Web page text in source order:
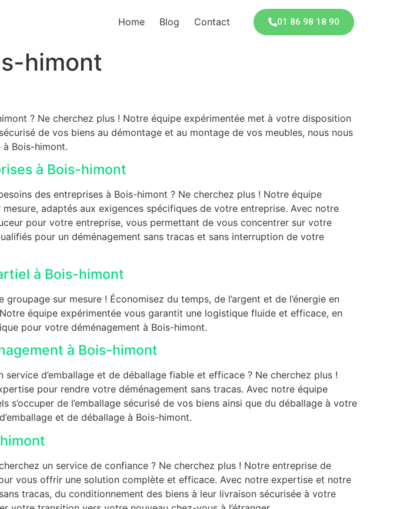
Home Blog Contact 01 86 98 18 90
himont
? Ne cherchez plus ! Notre équipe expérimentée met à votre disposition
de vos biens au démontage et au montage de vos meubles, nous nous
Bois-himont.
à Bois-himont
des entreprises à Bois-himont ? Ne cherchez plus ! Notre équipe
adaptés aux exigences spécifiques de votre entreprise. Avec notre
pour votre entreprise, vous permettant de vous concentrer sur votre
pour un déménagement sans tracas et sans interruption de votre
à Bois-himont
sur mesure ! Économisez du temps, de l’argent et de l’énergie en
équipe expérimentée vous garantit une logistique fluide et efficace, en
pour votre déménagement à Bois-himont.
à Bois-himont
d’emballage et de déballage fiable et efficace ? Ne cherchez plus !
pour rendre votre déménagement sans tracas. Avec notre équipe
de l’emballage sécurisé de vos biens ainsi que du déballage à votre
et de déballage à Bois-himont.
un service de confiance ? Ne cherchez plus ! Notre entreprise de
vous offrir une solution complète et efficace. Avec notre expertise et notre
tracas, du conditionnement des biens à leur livraison sécurisée à votre